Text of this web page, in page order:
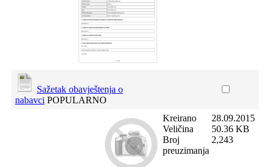
Sažetak obavještenja o
nabavci POPULARNO
Kreirano
Veličina
Broj
preuzimanja
28.09.2015
50.36 KB
2,243